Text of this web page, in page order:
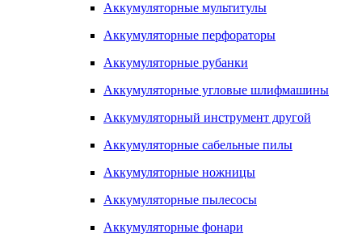
Аккумуляторные мультитулы
Аккумуляторные перфораторы
Аккумуляторные рубанки
Аккумуляторные угловые шлифмашины
Аккумуляторный инструмент другой
Аккумуляторные сабельные пилы
Аккумуляторные ножницы
Аккумуляторные пылесосы
Аккумуляторные фонари